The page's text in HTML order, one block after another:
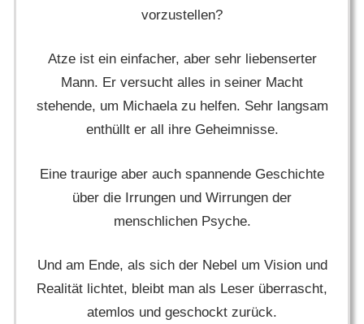
vorzustellen?
Atze ist ein einfacher, aber sehr liebenserter
Mann. Er versucht alles in seiner Macht
stehende, um Michaela zu helfen. Sehr langsam
enthüllt er all ihre Geheimnisse.
Eine traurige aber auch spannende Geschichte
über die Irrungen und Wirrungen der
menschlichen Psyche.
Und am Ende, als sich der Nebel um Vision und
Realität lichtet, bleibt man als Leser überrascht,
atemlos und geschockt zurück.